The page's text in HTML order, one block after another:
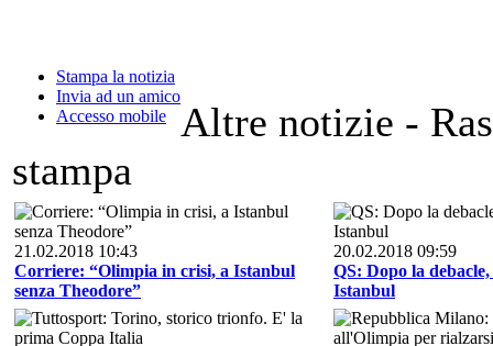
Stampa la notizia
Invia ad un amico
Accesso mobile
Altre notizie -
stampa
21.02.2018 10:43
Corriere: “Olimpia in crisi, a Istanbul
senza Theodore”
20.02.2018 09:59
QS: Dopo la
Istanbul